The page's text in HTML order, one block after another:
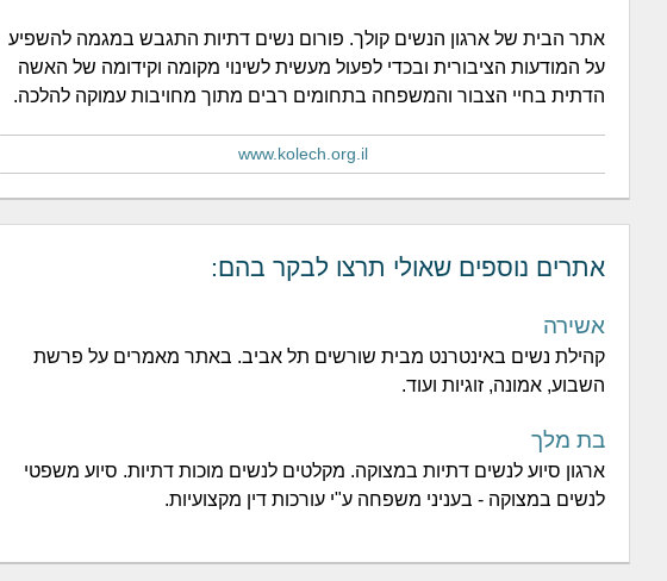
אתר הבית של ארגון הנשים קולך. פורום נשים דתיות התגבש במגמה להשפיע
על המודעות הציבורית ובכדי לפעול מעשית לשינוי מקומה וקידומה של האשה
הדתית בחיי הצבור והמשפחה בתחומים רבים מתוך מחויבות עמוקה להלכה.
www.kolech.org.il
אתרים נוספים שאולי תרצו לבקר בהם:
אשירה
קהילת נשים באינטרנט מבית שורשים תל אביב. באתר מאמרים על פרשת
השבוע, אמונה, זוגיות ועוד.
בת מלך
ארגון סיוע לנשים דתיות במצוקה. מקלטים לנשים מוכות דתיות. סיוע משפטי
לנשים במצוקה - בעניני משפחה ע"י עורכות דין מקצועיות.